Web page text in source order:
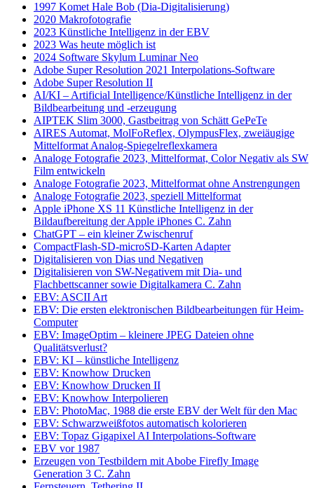
1997 Komet Hale Bob (Dia-Digitalisierung)
2020 Makrofotografie
2023 Künstliche Intelligenz in der EBV
2023 Was heute möglich ist
2024 Software Skylum Luminar Neo
Adobe Super Resolution 2021 Interpolations-Software
Adobe Super Resolution II
AI/KI – Artificial Intelligence/Künstliche Intelligenz in der
Bildbearbeitung und -erzeugung
AIPTEK Slim 3000, Gastbeitrag von Schätt GePeTe
AIRES Automat, MolFoReflex, OlympusFlex, zweiäugige
Mittelformat Analog-Spiegelreflexkamera
Analoge Fotografie 2023, Mittelformat, Color Negativ als SW
Film entwickeln
Analoge Fotografie 2023, Mittelformat ohne Anstrengungen
Analoge Fotografie 2023, speziell Mittelformat
Apple iPhone XS 11 Künstliche Intelligenz in der
Bildaufbereitung der Apple iPhones C. Zahn
ChatGPT – ein kleiner Zwischenruf
CompactFlash-SD-microSD-Karten Adapter
Digitalisieren von Dias und Negativen
Digitalisieren von SW-Negativem mit Dia- und
Flachbettscanner sowie Digitalkamera C. Zahn
EBV: ASCII Art
EBV: Die ersten elektronischen Bildbearbeitungen für Heim-
Computer
EBV: ImageOptim – kleinere JPEG Dateien ohne
Qualitätsverlust?
EBV: KI – künstliche Intelligenz
EBV: Knowhow Drucken
EBV: Knowhow Drucken II
EBV: Knowhow Interpolieren
EBV: PhotoMac, 1988 die erste EBV der Welt für den Mac
EBV: Schwarzweißfotos automatisch kolorieren
EBV: Topaz Gigapixel AI Interpolations-Software
EBV vor 1987
Erzeugen von Testbildern mit Abobe Firefly Image
Generation 3 C. Zahn